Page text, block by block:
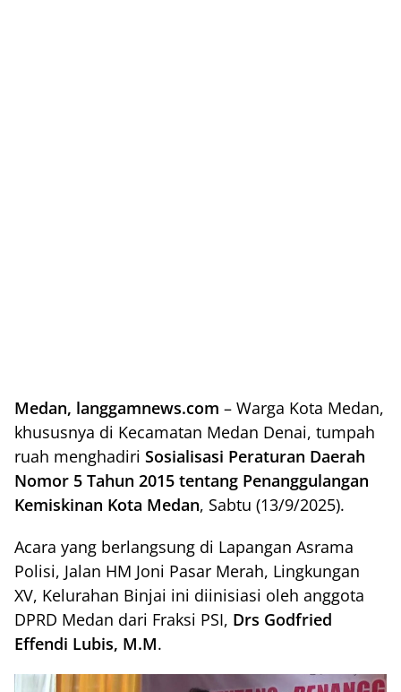
Medan, langgamnews.com – Warga Kota Medan,
khususnya di Kecamatan Medan Denai, tumpah
ruah menghadiri Sosialisasi Peraturan Daerah
Nomor 5 Tahun 2015 tentang Penanggulangan
Kemiskinan Kota Medan, Sabtu (13/9/2025).
Acara yang berlangsung di Lapangan Asrama
Polisi, Jalan HM Joni Pasar Merah, Lingkungan
XV, Kelurahan Binjai ini diinisiasi oleh anggota
DPRD Medan dari Fraksi PSI, Drs Godfried
Effendi Lubis, M.M.